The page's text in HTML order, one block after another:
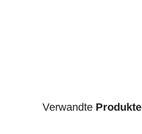
Verwandte Produkte